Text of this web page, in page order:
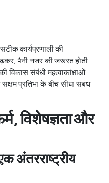
कार्यप्रणाली की
पैनी नजर की जरूरत होती
विकास संबंधी महत्वाकांक्षाओं
प्रतिभा के बीच सीधा संबंध
विशेषज्ञता और
अंतरराष्ट्रीय